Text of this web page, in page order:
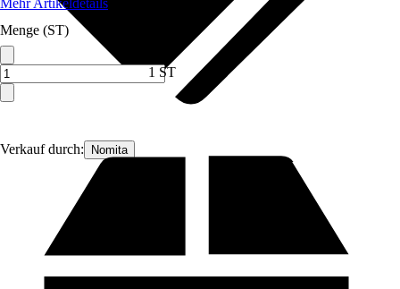
Verkauf durch: Nomita
Mehr Artikeldetails
Menge (ST)
1 ST